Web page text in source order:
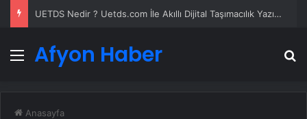
UETDS Nedir ? Uetds.com İle Akıllı Dijital Taşımacılık Yazılımı
Menü
Afyon Haber
Anasayfa